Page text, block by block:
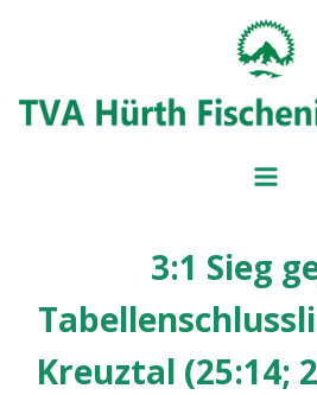
3:1 Sieg
Kreuztal (25:14;